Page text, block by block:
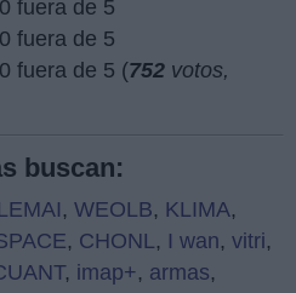
(752 votos,
buscan:
, WEOLB, KLIMA,
, CHONL, I wan, vitri,
, imap+, armas,